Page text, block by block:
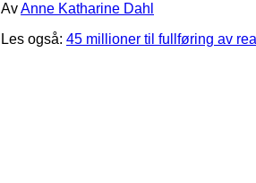
AvAnne Katharine Dahl
Les også: 45 millioner til fullføring av